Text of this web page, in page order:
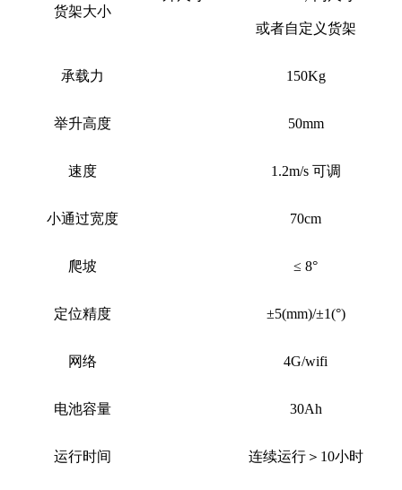
货架大小
或者自定义货架
承载力 150Kg
举升高度 50mm
速度 1.2m/s 可调
小通过宽度 70cm
爬坡 ≤ 8°
定位精度 ±5(mm)/±1(°)
网络 4G/wifi
电池容量 30Ah
运行时间 连续运行＞ 10小时